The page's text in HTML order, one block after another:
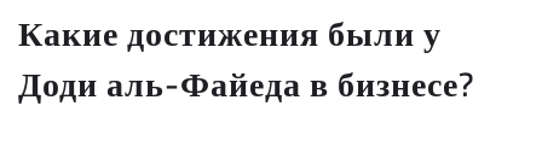
Какие достижения были у
Доди аль-Файеда в бизнесе?